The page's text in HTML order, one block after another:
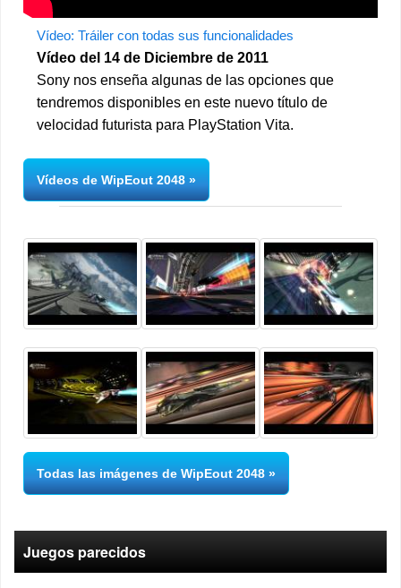
Vídeo: Tráiler con todas sus funcionalidades
Vídeo del 14 de Diciembre de 2011
Sony nos enseña algunas de las opciones que
tendremos disponibles en este nuevo título de
velocidad futurista para PlayStation Vita.
Vídeos de WipEout 2048
Todas las imágenes de WipEout 2048
Juegos parecidos